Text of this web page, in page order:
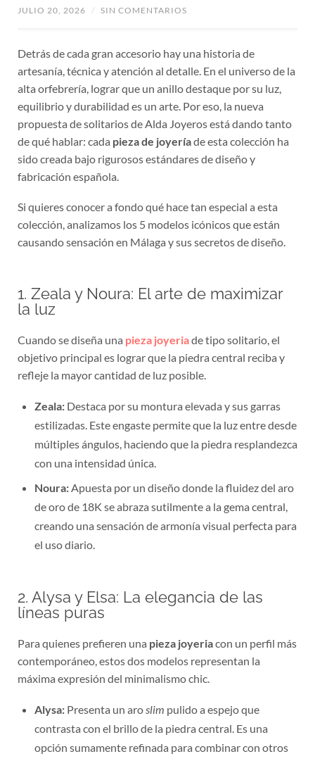
JULIO 20, 2026 / SIN COMENTARIOS
Detrás de cada gran accesorio hay una historia de
artesanía, técnica y atención al detalle. En el universo de la
alta orfebrería, lograr que un anillo destaque por su luz,
equilibrio y durabilidad es un arte. Por eso, la nueva
propuesta de solitarios de Alda Joyeros está dando tanto
de qué hablar: cada pieza de joyeríade esta colección ha
sido creada bajo rigurosos estándares de diseño y
fabricación española.
Si quieres conocer a fondo qué hace tan especial a esta
colección, analizamos los 5 modelos icónicos que están
causando sensación en Málaga y sus secretos de diseño.
1. Zeala y Noura: El arte de maximizar
la luz
Cuando se diseña una pieza joyeriade tipo solitario, el
objetivo principal es lograr que la piedra central reciba y
refleje la mayor cantidad de luz posible.
Zeala:Destaca por su montura elevada y sus garras
estilizadas. Este engaste permite que la luz entre desde
múltiples ángulos, haciendo que la piedra resplandezca
con una intensidad única.
Noura:Apuesta por un diseño donde la fluidez del aro
de oro de 18K se abraza sutilmente a la gema central,
creando una sensación de armonía visual perfecta para
el uso diario.
2. Alysa y Elsa: La elegancia de las
líneas puras
Para quienes prefieren una pieza joyeriacon un perfil más
contemporáneo, estos dos modelos representan la
máxima expresión del minimalismo chic.
Alysa:Presenta un aro slim pulido a espejo que
contrasta con el brillo de la piedra central. Es una
opción sumamente refinada para combinar con otros